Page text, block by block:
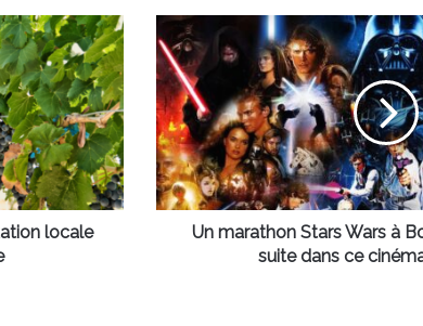
locale
marathon
Stars
Wars
à
Bordeaux
:
9
films
Un marathon Stars Wars à
suite dans ce